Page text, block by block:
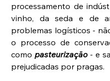
processamento de
vinho, da seda e de
problemas logísticos -
o processo de
como pasteurização - e
prejudicadas por pragas.